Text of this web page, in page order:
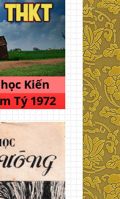
Kiến
Tý 1972